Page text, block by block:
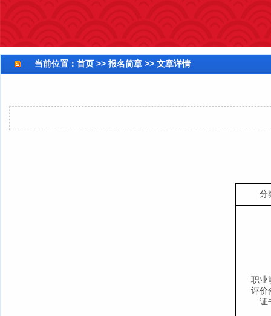
当前位置： 首页 >> 报名简章 >> 文章详情
分
职业
评价
证